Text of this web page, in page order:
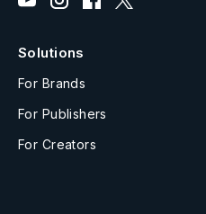
Solutions
For Brands
For Publishers
For Creators